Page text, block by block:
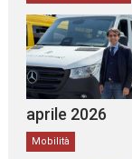
aprile 2026
Mobilità